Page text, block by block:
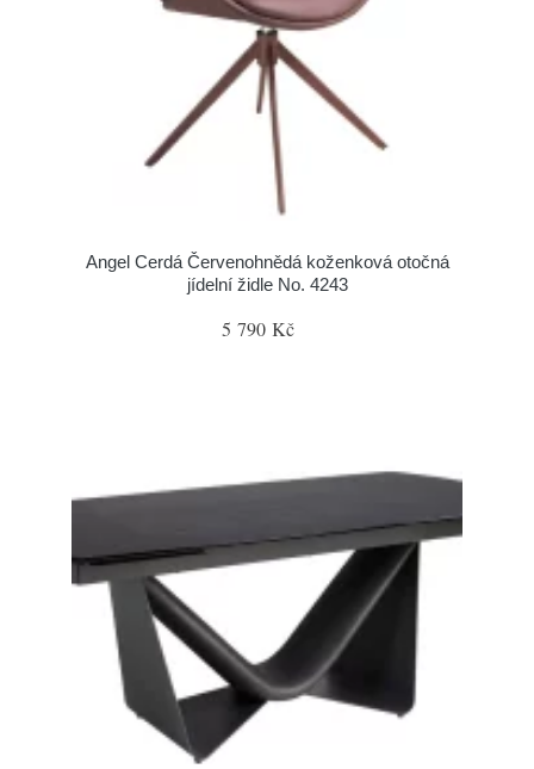
Angel Cerdá Červenohnědá koženková otočná
jídelní židle No. 4243
5 790 Kč